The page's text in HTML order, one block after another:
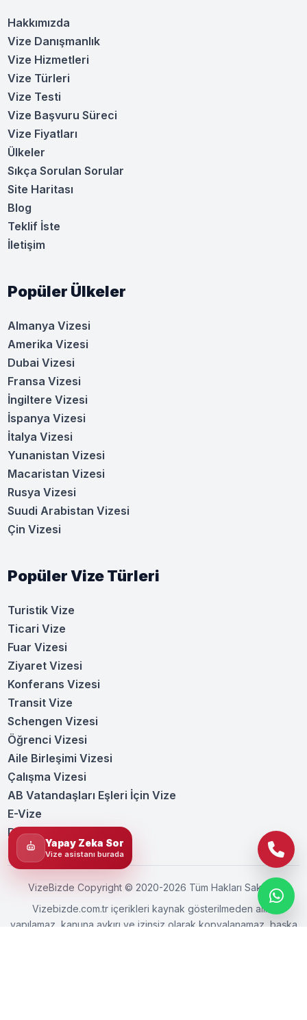
Hakkımızda
Vize Danışmanlık
Vize Hizmetleri
Vize Türleri
Vize Testi
Vize Başvuru Süreci
Vize Fiyatları
Ülkeler
Sıkça Sorulan Sorular
Site Haritası
Blog
Teklif İste
İletişim
Popüler Ülkeler
Almanya Vizesi
Amerika Vizesi
Dubai Vizesi
Fransa Vizesi
İngiltere Vizesi
İspanya Vizesi
İtalya Vizesi
Yunanistan Vizesi
Macaristan Vizesi
Rusya Vizesi
Suudi Arabistan Vizesi
Çin Vizesi
Popüler Vize Türleri
Turistik Vize
Ticari Vize
Fuar Vizesi
Ziyaret Vizesi
Konferans Vizesi
Transit Vize
Schengen Vizesi
Öğrenci Vizesi
Aile Birleşimi Vizesi
Çalışma Vizesi
AB Vatandaşları Eşleri İçin Vize
E-Vize
Diplomatik Vize
VizeBizde Copyright © 2020-2026 Tüm Hakları Saklıdır.
Vizebizde.com.tr içerikleri kaynak gösterilmeden alıntı
yapılamaz, kanuna aykırı ve izinsiz olarak kopyalanamaz, başka
Yapay Zeka Sor
Vize asistanı burada